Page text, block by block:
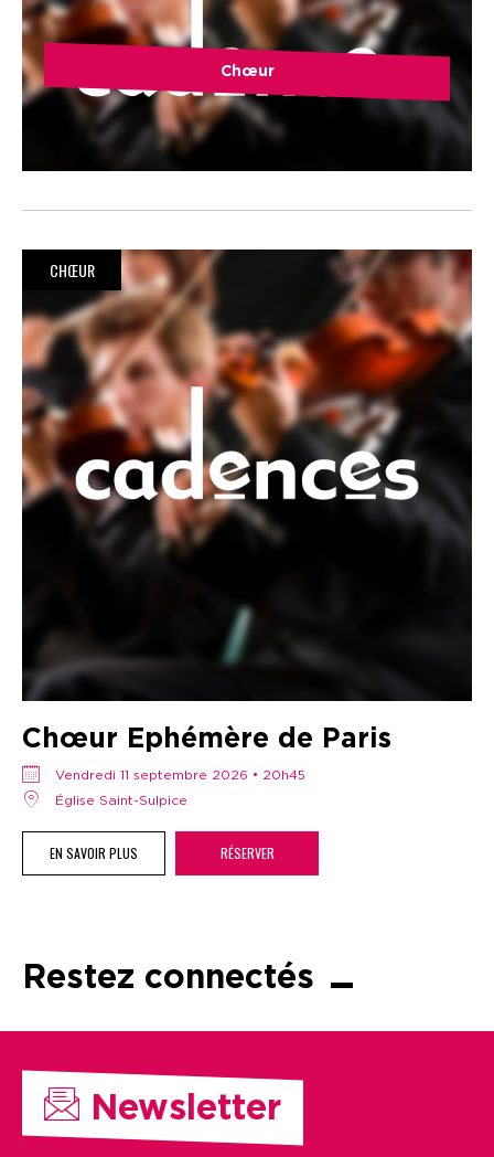
Chœur
CHŒUR
Chœur Ephémère de Paris
vendredi 11 septembre 2026 • 20h45
Église Saint-Sulpice
EN SAVOIR PLUS RÉSERVER
Restez connectés
Newsletter